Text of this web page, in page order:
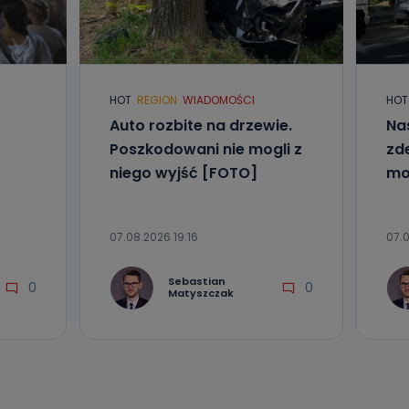
żądania
od
0
HOT REGION WIADOMOŚCI
Auto rozbite na drzewie.
Poszkodowani nie mogli z
niego wyjść [FOTO]
07.08.2026 19:16
Sebastian
Matyszczak
0
HOT